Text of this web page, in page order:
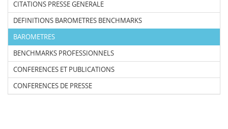
CITATIONS PRESSE GENERALE
DEFINITIONS BAROMETRES BENCHMARKS
BAROMETRES
BENCHMARKS PROFESSIONNELS
CONFERENCES ET PUBLICATIONS
CONFERENCES DE PRESSE